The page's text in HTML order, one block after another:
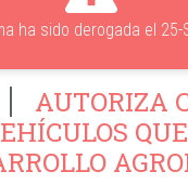
ha sido derogada el 25-
AUTORIZA